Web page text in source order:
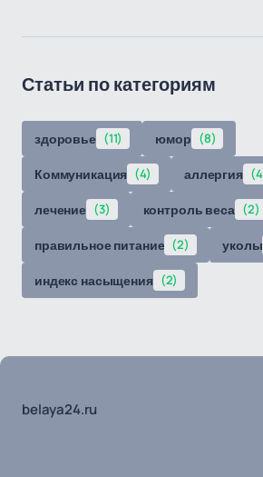
Статьи по категориям
здоровье (11) юмор (8)
Коммуникация (4) аллергия
лечение (3) контроль веса (2)
правильное питание (2) уколы
индекс насыщения (2)
belaya24.ru